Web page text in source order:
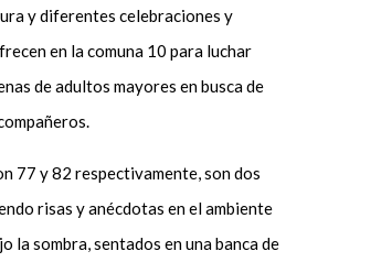
y diferentes celebraciones y
en la comuna 10 para luchar
de adultos mayores en busca de
77 y 82 respectivamente, son dos
risas y anécdotas en el ambiente
la sombra, sentados en una banca de